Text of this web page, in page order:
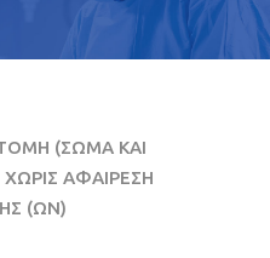
(ΣΩΜΑ ΚΑΙ
ΑΦΑΙΡΕΣΗ
(ΩΝ)